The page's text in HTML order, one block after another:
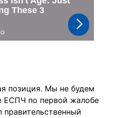
позиция. Мы не будем
ЕСПЧ по первой жалобе